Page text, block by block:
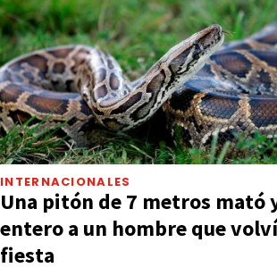
INTERNACIONALES
Una pitón de 7 metros mató
entero a un hombre que
fiesta